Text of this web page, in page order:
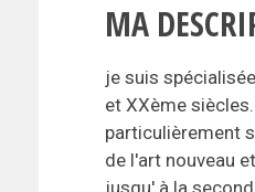
MA
je suis
et XXème
particulièrement
de l'art nouveau
jusqu' à la